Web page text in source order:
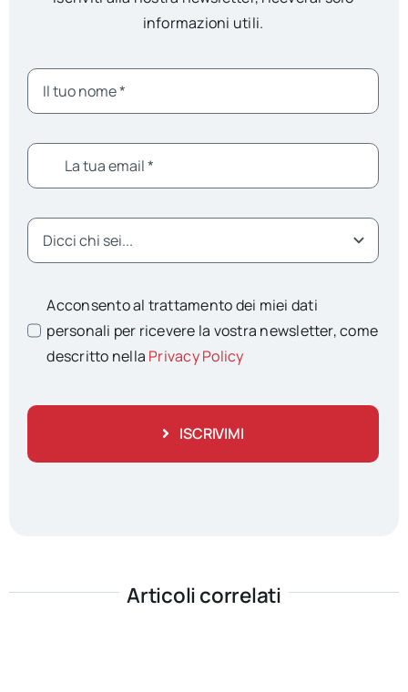
informazioni utili.
Acconsento al trattamento dei miei dati
personali per ricevere la vostra newsletter, come
descritto nella Privacy Policy
ISCRIVIMI
Articoli correlati